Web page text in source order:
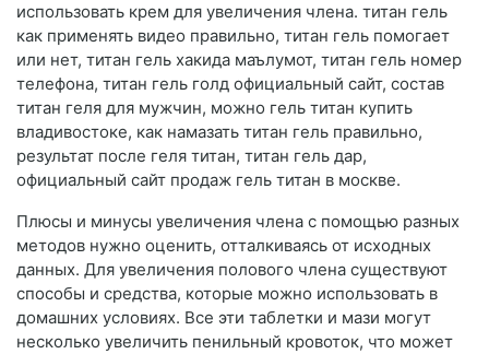
использовать крем для увеличения члена. титан гель
как применять видео правильно, титан гель помогает
или нет, титан гель хакида маълумот, титан гель номер
телефона, титан гель голд официальный сайт, состав
титан геля для мужчин, можно гель титан купить
владивостоке, как намазать титан гель правильно,
результат после геля титан, титан гель дар,
официальный сайт продаж гель титан в москве.
Плюсы и минусы увеличения члена с помощью разных
методов нужно оценить, отталкиваясь от исходных
данных. Для увеличения полового члена существуют
способы и средства, которые можно использовать в
домашних условиях. Все эти таблетки и мази могут
несколько увеличить пенильный кровоток, что может